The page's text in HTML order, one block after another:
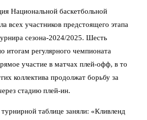
Национальной баскетбольной
всех участников предстоящего этапа
сезона-2024/2025. Шесть
итогам регулярного чемпионата
участие в матчах плей-офф, в то
коллектива продолжат борьбу за
стадию плей-ин.
таблице заняли: «Кливленд